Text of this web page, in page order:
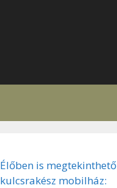
Élőben is megtekinthető
kulcsrakész mobilház: